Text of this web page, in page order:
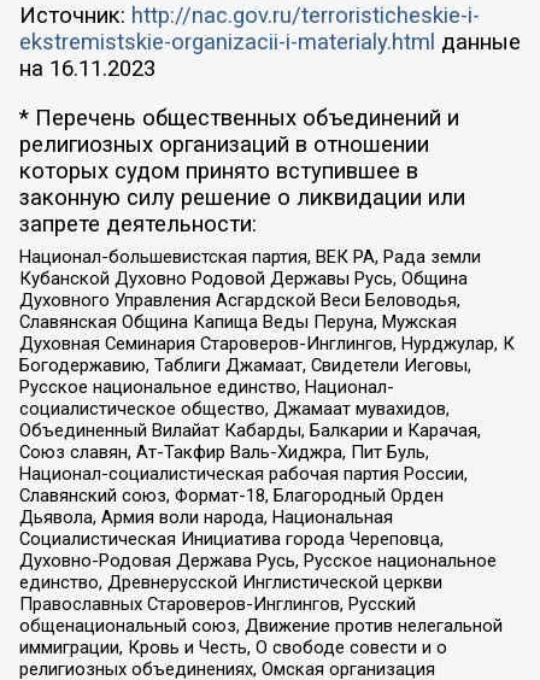
Источник: http://nac.gov.ru/terroristicheskie-i-
ekstremistskie-organizacii-i-materialy.html данные
на 16.11.2023
* Перечень общественных объединений и
религиозных организаций в отношении
которых судом принято вступившее в
законную силу решение о ликвидации или
запрете деятельности:
Национал-большевистская партия, ВЕК РА, Рада земли
Кубанской Духовно Родовой Державы Русь, Община
Духовного Управления Асгардской Веси Беловодья,
Славянская Община Капища Веды Перуна, Мужская
Духовная Семинария Староверов-Инглингов, Нурджулар, К
Богодержавию, Таблиги Джамаат, Свидетели Иеговы,
Русское национальное единство, Национал-
социалистическое общество, Джамаат мувахидов,
Объединенный Вилайат Кабарды, Балкарии и Карачая,
Союз славян, Ат-Такфир Валь-Хиджра, Пит Буль,
Национал-социалистическая рабочая партия России,
Славянский союз, Формат-18, Благородный Орден
Дьявола, Армия воли народа, Национальная
Социалистическая Инициатива города Череповца,
Духовно-Родовая Держава Русь, Русское национальное
единство, Древнерусской Инглистической церкви
Православных Староверов-Инглингов, Русский
общенациональный союз, Движение против нелегальной
иммиграции, Кровь и Честь, О свободе совести и о
религиозных объединениях, Омская организация